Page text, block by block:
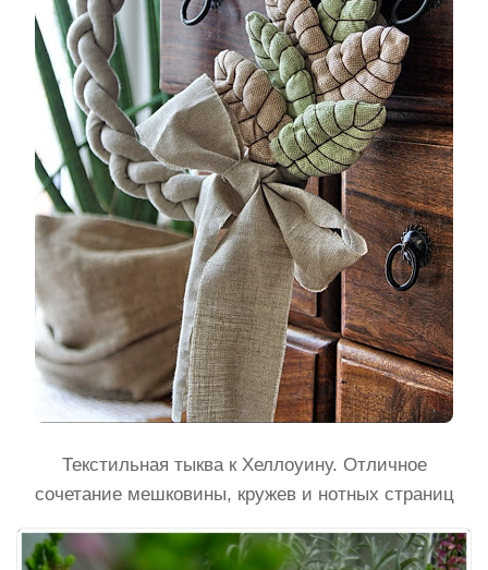
Текстильная тыква к Хеллоуину. Отличное
сочетание мешковины, кружев и нотных страниц